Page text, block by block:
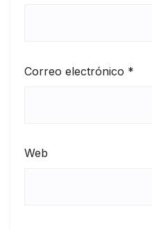
Correo electrónico *
Web